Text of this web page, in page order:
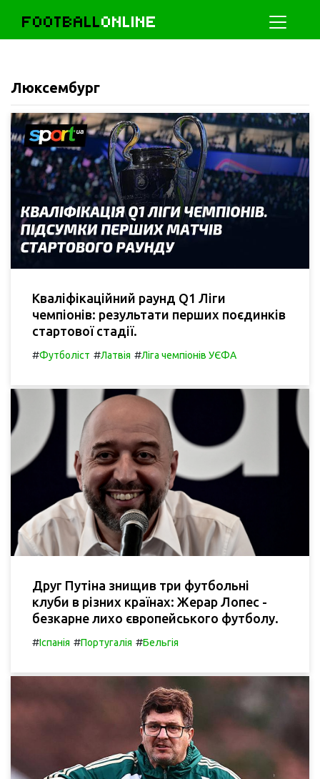
FOOTBALLONLINE
Люксембург
Кваліфікаційний раунд Q1 Ліги
чемпіонів: результати перших поєдинків
стартової стадії.
#Футболіст #Латвія #Ліга чемпіонів УЄФА
Друг Путіна знищив три футбольні
клуби в різних країнах: Жерар Лопес -
безкарне лихо європейського футболу.
#Іспанія #Португалія #Бельгія